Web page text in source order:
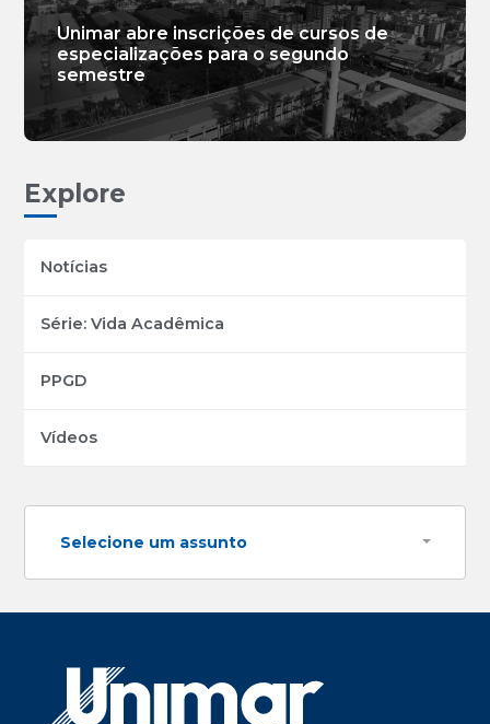
Unimar abre inscrições de cursos de
especializações para o segundo
semestre
Explore
Notícias
Série: Vida Acadêmica
PPGD
Vídeos
Selecione um assunto